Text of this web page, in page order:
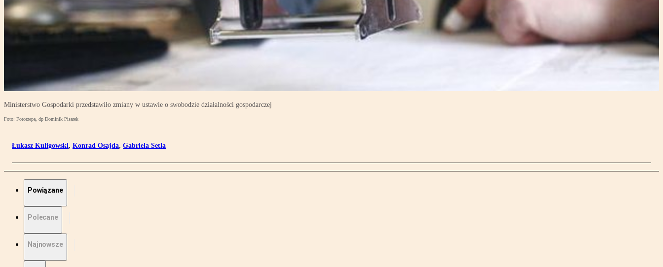
Ministerstwo Gospodarki przedstawiło zmiany w ustawie o swobodzie działalności gospodarczej
Foto: Fotorzepa, dp Dominik Pisarek
Łukasz Kuligowski, Konrad Osajda, Gabriela Setla
Powiązane
Polecane
Najnowsze